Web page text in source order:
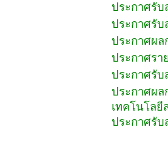
ประกาศรั
ประกาศรั
ประกาศผล
ประกาศรา
ประกาศรับ
ประกาศผล
เทคโนโลยี
ประกาศรั